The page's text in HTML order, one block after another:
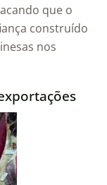
que o
construído
nos